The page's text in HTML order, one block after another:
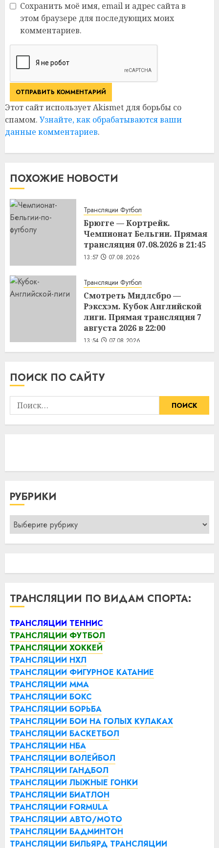
Сохранить моё имя, email и адрес сайта в
этом браузере для последующих моих
комментариев.
Этот сайт использует Akismet для борьбы со
спамом. Узнайте, как обрабатываются ваши
данные комментариев.
ПОХОЖИЕ НОВОСТИ
Трансляции Футбол
Брюгге — Кортрейк.
Чемпионат Бельгии. Прямая
трансляция 07.08.2026 в 21:45
13:57 07.08.2026
Трансляции Футбол
Смотреть Мидлсбро —
Рэксхэм. Кубок Английской
лиги. Прямая трансляция 7
августа 2026 в 22:00
13:54 07.08.2026
ПОИСК ПО САЙТУ
Найти:
РУБРИКИ
Рубрики
ТРАНСЛЯЦИИ ПО ВИДАМ СПОРТА:
ТРАНСЛЯЦИИ ТЕННИС
ТРАНСЛЯЦИИ ФУТБОЛ
ТРАНСЛЯЦИИ ХОККЕЙ
ТРАНСЛЯЦИИ НХЛ
ТРАНСЛЯЦИИ ФИГУРНОЕ КАТАНИЕ
ТРАНСЛЯЦИИ ММА
ТРАНСЛЯЦИИ БОКС
ТРАНСЛЯЦИИ БОРЬБА
ТРАНСЛЯЦИИ БОИ НА ГОЛЫХ КУЛАКАХ
ТРАНСЛЯЦИИ БАСКЕТБОЛ
ТРАНСЛЯЦИИ НБА
ТРАНСЛЯЦИИ ВОЛЕЙБОЛ
ТРАНСЛЯЦИИ ГАНДБОЛ
ТРАНСЛЯЦИИ ЛЫЖНЫЕ ГОНКИ
ТРАНСЛЯЦИИ БИАТЛОН
ТРАНСЛЯЦИИ FORMULA
ТРАНСЛЯЦИИ АВТО/МОТО
ТРАНСЛЯЦИИ БАДМИНТОН
ТРАНСЛЯЦИИ БИЛЬЯРД ТРАНСЛЯЦИИ